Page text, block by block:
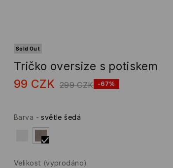
Sold Out
Tričko oversize s potiskem
99 CZK 299 CZK -67%
Barva -světle šedá
Velikost (vyprodáno)